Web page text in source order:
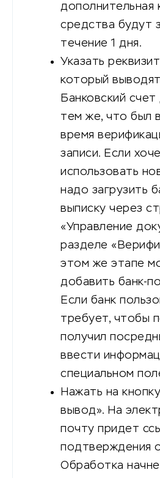
дополнительная
средства будут
течение 1 дня.
Указать
который
Банковский
тем же, что был
время
записи. Если
использовать
надо загрузить
выписку через
«Управление
разделе
этом же этапе
добавить банк-
Если банк
требует, чтобы
получил
ввести
специальном
Нажать на
вывод». На
почту придет
подтверждения
Обработка